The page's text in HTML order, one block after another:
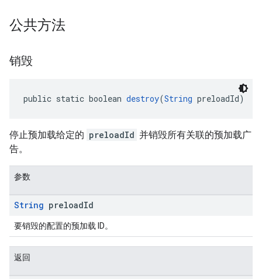
公共方法
销毁
public static boolean destroy(String preloadId)
停止预加载给定的 preloadId 并销毁所有关联的预加载广
告。
参数
String preloadId
要销毁的配置的预加载 ID。
返回